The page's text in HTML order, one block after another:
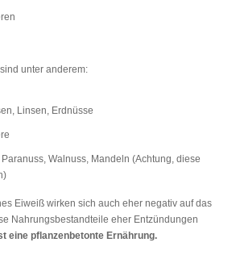
sind unter anderem:
Linsen, Erdnüsse
Walnuss, Mandeln (Achtung, diese
Eiweiß wirken sich auch eher negativ auf das
Nahrungsbestandteile eher Entzündungen
eine pflanzenbetonte Ernährung.